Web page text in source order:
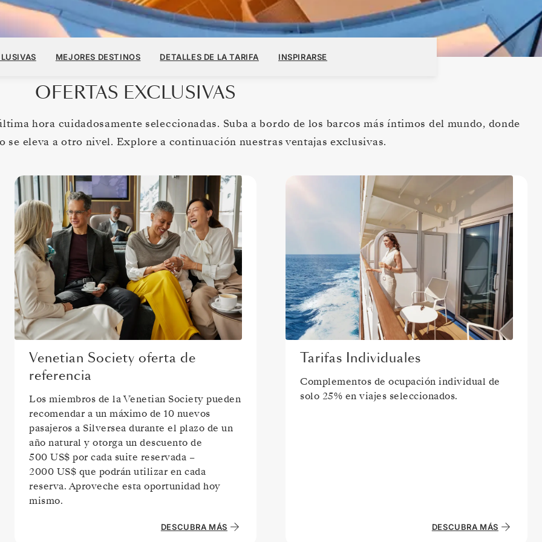
MEJORES DESTINOS DETALLES DE LA TARIFA INSPIRARSE
OFERTAS EXCLUSIVAS
hora cuidadosamente seleccionadas. Suba a bordo de los barcos más íntimos del mundo, donde
se eleva a otro nivel. Explore a continuación nuestras ventajas exclusivas.
Venetian Society oferta de
referencia
Los miembros de la Venetian Society pueden
recomendar a un máximo de 10 nuevos
pasajeros a Silversea durante el plazo de un
año natural y otorga un descuento de
500 US$ por cada suite reservada –
2000 US$ que podrán utilizar en cada
reserva. Aproveche esta oportunidad hoy
mismo.
DESCUBRA MÁS
Tarifas Individuales
Complementos de ocupación individual de
solo 25% en viajes seleccionados.
DESCUBRA MÁS